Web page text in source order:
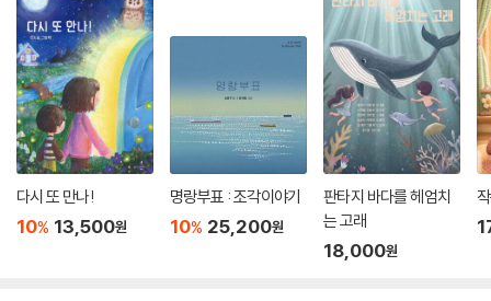
다시 또 만나!
10% 13,500원
명랑부표 : 조각이야기
10% 25,200원
판타지 바다를 헤엄치
는 고래
18,000원